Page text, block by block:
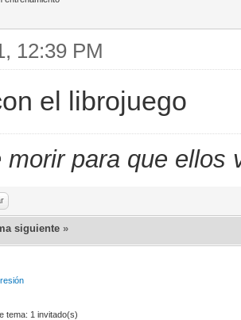
12:39 PM
el librojuego
morir para que ellos
siguiente »
tema: 1 invitado(s)